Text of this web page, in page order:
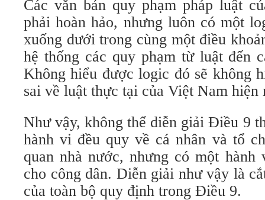
Các văn bản quy phạm pháp luật
phải hoàn hảo, nhưng luôn có một
xuống dưới trong cùng một điều
hệ thống các quy phạm từ luật đến
Không hiểu được logic đó sẽ không
sai về luật thực tại của Việt Nam hiện
Như vậy, không thể diễn giải Điều 9
hành vi đều quy về cá nhân và tổ
quan nhà nước, nhưng có một
cho công dân. Diễn giải như vậy là
của toàn bộ quy định trong Điều 9.